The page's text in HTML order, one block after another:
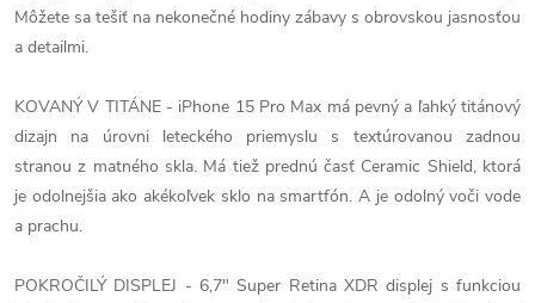
Môžete sa tešiť na nekonečné hodiny zábavy s obrovskou jasnosťou
a detailmi.
KOVANÝ V TITÁNE - iPhone 15 Pro Max má pevný a ľahký titánový
dizajn na úrovni leteckého priemyslu s textúrovanou zadnou
stranou z matného skla. Má tiež prednú časť Ceramic Shield, ktorá
je odolnejšia ako akékoľvek sklo na smartfón. A je odolný voči vode
a prachu.
POKROČILÝ DISPLEJ - 6,7" Super Retina XDR displej s funkciou